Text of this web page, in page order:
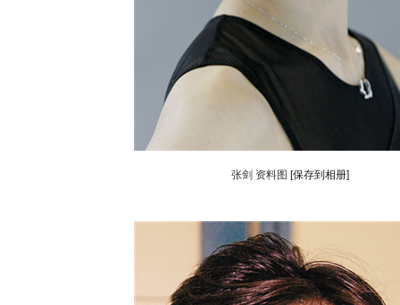
张剑 资料图 [保存到相册]